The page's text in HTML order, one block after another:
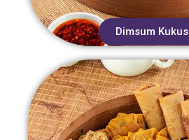
Dimsum Kukus